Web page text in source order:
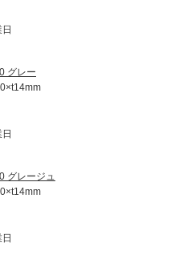
グレー
グレージュ